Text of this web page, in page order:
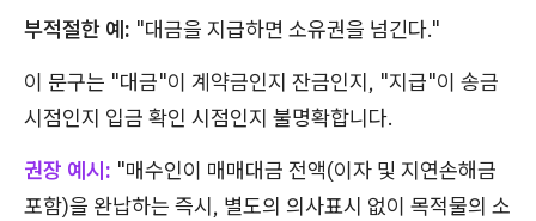
부적절한 예: "대금을 지급하면 소유권을 넘긴다."
이 문구는 "대금"이 계약금인지 잔금인지, "지급"이 송금
시점인지 입금 확인 시점인지 불명확합니다.
권장 예시: "매수인이 매매대금 전액(이자 및 지연손해금
포함)을 완납하는 즉시, 별도의 의사표시 없이 목적물의 소